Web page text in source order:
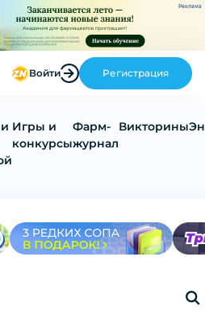
Реклама
Войти Регистрация
Игры и
конкурсы
Фарм-
журнал
Викторины